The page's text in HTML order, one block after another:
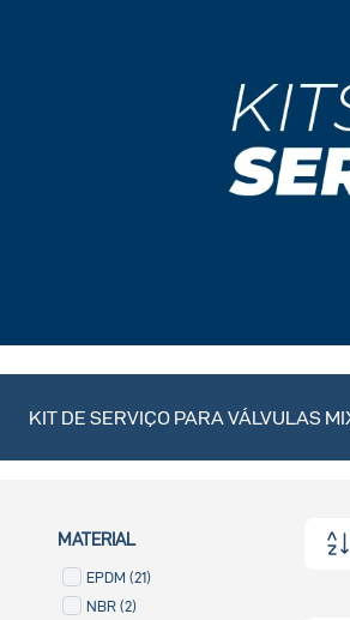
KIT DE SERVIÇO PARA VÁLVULAS
MATERIAL
EPDM (21)
NBR (2)